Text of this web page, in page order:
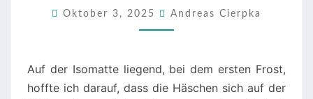
2025
Oktober 3, 2025 Andreas Cierpka
Auf der Isomatte liegend, bei dem ersten Frost,
hoffte ich darauf, dass die Häschen sich auf der